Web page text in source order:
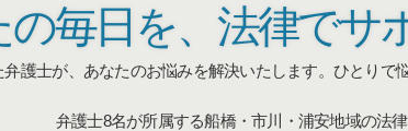
毎日を、 法律でサ
護士が、あなたのお悩みを解決いたします。 ひとりで
弁護士8名が所属する船橋・市川・浦安地域の法律